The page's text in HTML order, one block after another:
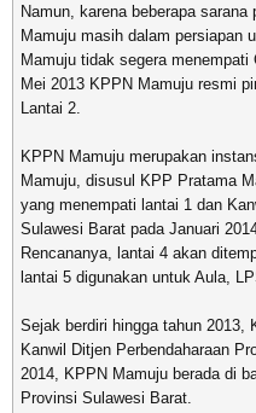
Namun, karena beberapa
Mamuju masih dalam persiapan
Mamuju tidak segera
Mei 2013 KPPN Mamuju resmi
Lantai 2.
KPPN Mamuju merupakan
Mamuju, disusul KPP Pratama
yang menempati lantai 1 dan
Sulawesi Barat pada Januari
Rencananya, lantai 4 akan
lantai 5 digunakan untuk Aula,
Sejak berdiri hingga tahun 2013,
Kanwil Ditjen Perbendaharaan
2014, KPPN Mamuju berada di
Provinsi Sulawesi Barat.